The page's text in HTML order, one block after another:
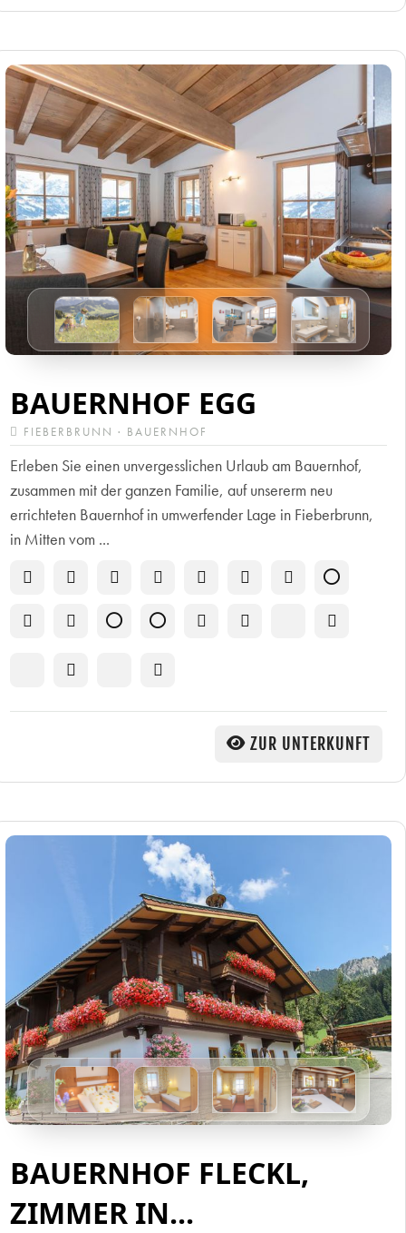
BAUERNHOF EGG
FIEBERBRUNN · BAUERNHOF
Erleben Sie einen unvergesslichen Urlaub am Bauernhof,
zusammen mit der ganzen Familie, auf unsererm neu
errichteten Bauernhof in umwerfender Lage in Fieberbrunn,
in Mitten vom ...
ZUR UNTERKUNFT
BAUERNHOF FLECKL,
ZIMMER IN...